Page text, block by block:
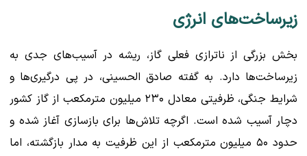
زیرساخت‌های انرژی
بخش بزرگی از ناترازی فعلی گاز، ریشه در آسیب‌های جدی به
زیرساخت‌ها دارد. به گفته صادق الحسینی، در پی درگیری‌ها و
شرایط جنگی، ظرفیتی معادل ۲۳۰ میلیون مترمکعب از گاز کشور
دچار آسیب شده است. اگرچه تلاش‌ها برای بازسازی آغاز شده و
حدود ۵۰ میلیون مترمکعب از این ظرفیت به مدار بازگشته، اما